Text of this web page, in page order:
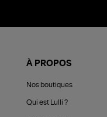
À PROPOS
Nos boutiques
Qui est Lulli ?